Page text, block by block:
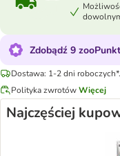
Zdobądź 9
Dostawa: 1-2 dni roboczych*.
Polityka zwrotówWięcej
Najczęściej